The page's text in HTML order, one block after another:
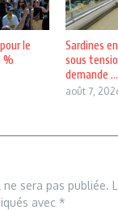
le
%
Sardines
sous
demande ...
août 7,
sera pas publiée.
avec *